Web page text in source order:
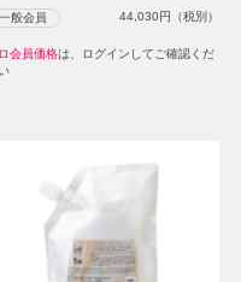
一般会員 44,030円（税別）
会員価格は、ログインしてご確認くだ